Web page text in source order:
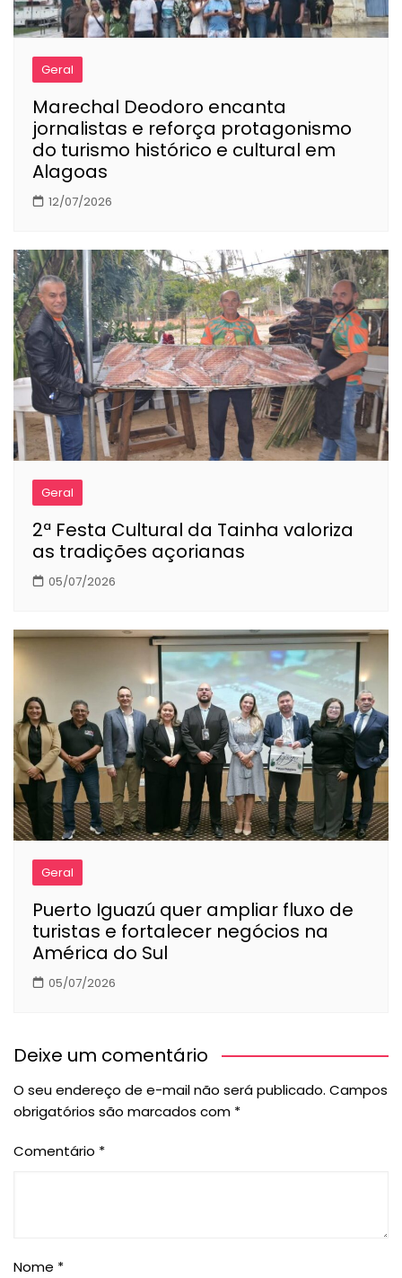
Geral
Marechal Deodoro encanta
jornalistas e reforça protagonismo
do turismo histórico e cultural em
Alagoas
12/07/2026
Geral
2ª Festa Cultural da Tainha valoriza
as tradições açorianas
05/07/2026
Geral
Puerto Iguazú quer ampliar fluxo de
turistas e fortalecer negócios na
América do Sul
05/07/2026
Deixe um comentário
O seu endereço de e-mail não será publicado. Campos
obrigatórios são marcados com *
Comentário *
Nome *